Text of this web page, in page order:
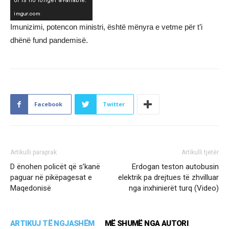
Imunizimi, potencon ministri, është mënyra e vetme për t’i
dhënë fund pandemisë.
Facebook Twitter
Artikulli paraprak
D ënohen policët që s’kanë
paguar në pikëpagesat e
Maqedonisë
Artikulli tjetër
Erdogan teston autobusin
elektrik pa drejtues të zhvilluar
nga inxhinierët turq (Video)
ARTIKUJ TË NGJASHËM MË SHUMË NGA AUTORI